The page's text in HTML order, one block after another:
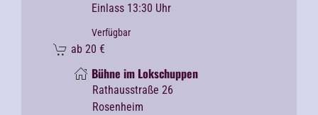
Einlass 13:30 Uhr
Verfügbar
ab 20 €
Bühne im Lokschuppen
Rathausstraße 26
Rosenheim